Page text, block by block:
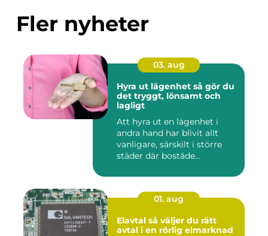
Fler nyheter
03. aug
Hyra ut lägenhet så gör du
det tryggt, lönsamt och
lagligt
Att hyra ut en lägenhet i
andra hand har blivit allt
vanligare, särskilt i större
städer där bostäde...
01. aug
Elavtal så väljer du rätt
avtal i en rörlig elmarknad